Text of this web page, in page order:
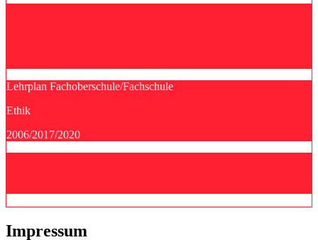
Lehrplan Fachoberschule/Fachschule
Ethik
2006/2017/2020
Impressum